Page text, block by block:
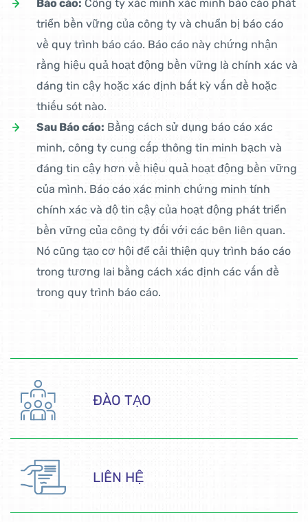
Báo cáo: Công ty xác minh xác minh báo cáo phát
triển bền vững của công ty và chuẩn bị báo cáo
về quy trình báo cáo. Báo cáo này chứng nhận
rằng hiệu quả hoạt động bền vững là chính xác và
đáng tin cậy hoặc xác định bất kỳ vấn đề hoặc
thiếu sót nào.
Sau Báo cáo: Bằng cách sử dụng báo cáo xác
minh, công ty cung cấp thông tin minh bạch và
đáng tin cậy hơn về hiệu quả hoạt động bền vững
của mình. Báo cáo xác minh chứng minh tính
chính xác và độ tin cậy của hoạt động phát triển
bền vững của công ty đối với các bên liên quan.
Nó cũng tạo cơ hội để cải thiện quy trình báo cáo
trong tương lai bằng cách xác định các vấn đề
trong quy trình báo cáo.
ĐÀO TẠO
LIÊN HỆ